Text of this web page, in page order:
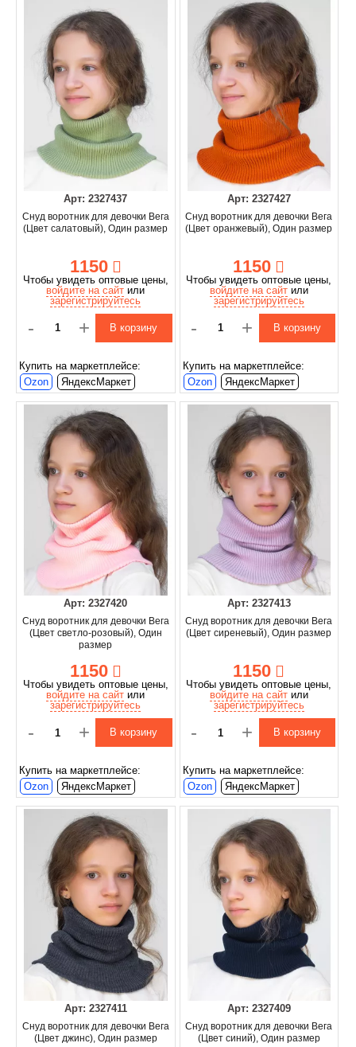
Арт: 2327437
Снуд воротник для девочки Вега
(Цвет салатовый), Один размер
1150
Чтобы увидеть оптовые цены,
войдите на сайт или
зарегистрируйтесь
- + В корзину
Купить на маркетплейсе:
Ozon
ЯндексМаркет
Арт: 2327427
Снуд воротник для девочки Вега
(Цвет оранжевый), Один размер
1150
Чтобы увидеть оптовые цены,
войдите на сайтили
зарегистрируйтесь
- + В корзину
Купить на маркетплейсе:
Ozon
ЯндексМаркет
Арт: 2327420
Снуд воротник для девочки Вега
(Цвет светло-розовый), Один
размер
1150
Чтобы увидеть оптовые цены,
войдите на сайт или
зарегистрируйтесь
- + В корзину
Купить на маркетплейсе:
Ozon
ЯндексМаркет
Арт: 2327413
Снуд воротник для девочки Вега
(Цвет сиреневый), Один размер
1150
Чтобы увидеть оптовые цены,
войдите на сайтили
зарегистрируйтесь
- + В корзину
Купить на маркетплейсе:
Ozon
ЯндексМаркет
Арт: 2327411
Снуд воротник для девочки Вега
(Цвет джинс), Один размер
Арт: 2327409
Снуд воротник для девочки Вега
(Цвет синий), Один размер